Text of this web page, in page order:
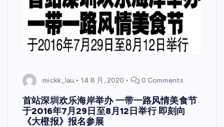
mickk_lau 14 8 月, 2020 0 Comments
首站深圳欢乐海岸举办 一带一路风情美食节
于2016年7月29日至8月12日举行 即刻向
《大橙报》报名参展